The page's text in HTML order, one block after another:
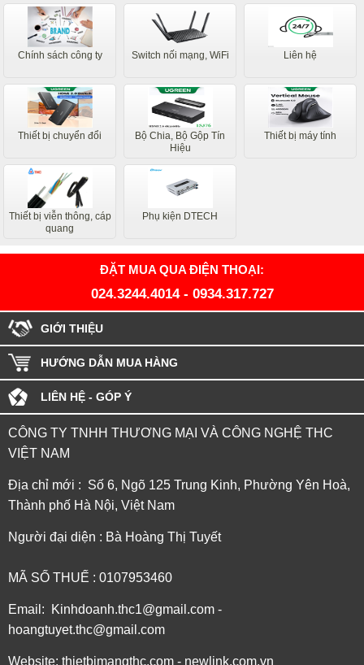
Chính sách công ty Switch nối mạng, WiFi Liên hệ
Thiết bị chuyển đổi
Bộ Chia, Bộ Gộp Tín
Hiệu
Thiết bị máy tính
Thiết bị viễn thông, cáp
quang
Phụ kiện DTECH
ĐẶT MUA QUA ĐIỆN THOẠI:
024.3244.4014- 0934.317.727
GIỚI THIỆU
HƯỚNG DẪN MUA HÀNG
LIÊN HỆ - GÓP Ý
CÔNG TY TNHH THƯƠNG MẠI VÀ CÔNG NGHỆ THC
VIỆT NAM
Địa chỉ mới : Số 6, Ngõ 125 Trung Kinh, Phường Yên Hoà,
Thành phố Hà Nội, Việt Nam
Người đại diện : Bà Hoàng Thị Tuyết
MÃ SỐ THUẾ : 0107953460
Email: Kinhdoanh.thc1@gmail.com -
hoangtuyet.thc@gmail.com
Website: thietbimangthc.com - newlink.com.vn